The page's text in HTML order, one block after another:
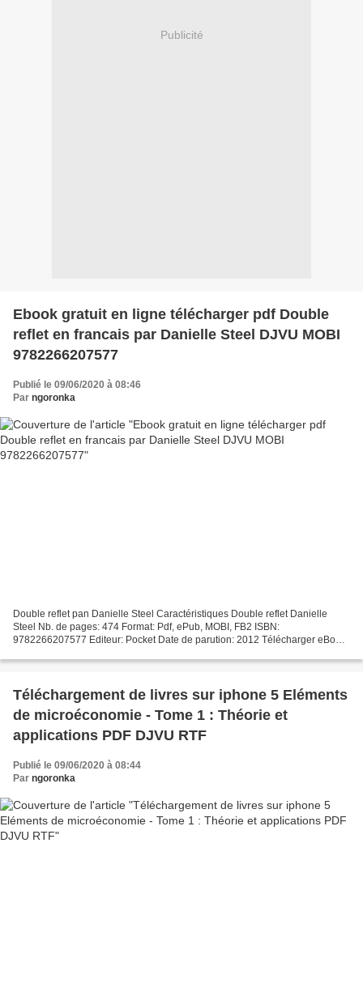
Publicité
Ebook gratuit en ligne télécharger pdf Double
reflet en francais par Danielle Steel DJVU MOBI
9782266207577
Publié le 09/06/2020 à 08:46
Par ngoronka
Double reflet pan Danielle Steel Caractéristiques Double reflet Danielle
Steel Nb. de pages: 474 Format: Pdf, ePub, MOBI, FB2 ISBN:
9782266207577 Editeur: Pocket Date de parution: 2012 Télécharger eBook
Téléchargement de livres sur iphone 5 Eléments
de microéconomie - Tome 1 : Théorie et
applications PDF DJVU RTF
Publié le 09/06/2020 à 08:44
Par ngoronka